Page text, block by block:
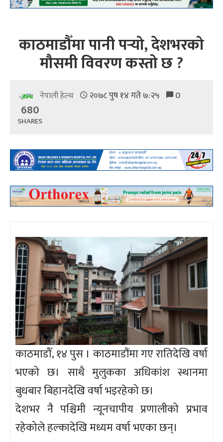
काठमाडौँमा पानी पर्‍यो, देशभरको
मौसमी विवरण कस्तो छ ?
नेपाली हेल्थ २०७८ पुष १४ गते ७:२५ 0
680
SHARES
काठमाडौँ, १४ पुस । काठमाडौंमा गए रातिदेखि वर्षा
भएको छ। साथै मुलुकका अधिकांश स्थानमा
बुधबार बिहानदेखि वर्षा भइरहेको छ।
देशभर नै पश्चिमी न्यूनचापीय प्रणालीको प्रभाव
रहेकोले हल्कादेखि मध्यम वर्षा भएका छन्।